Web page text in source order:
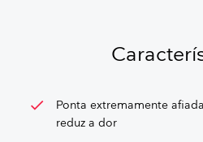
check
Ponta extremamente
reduz a dor